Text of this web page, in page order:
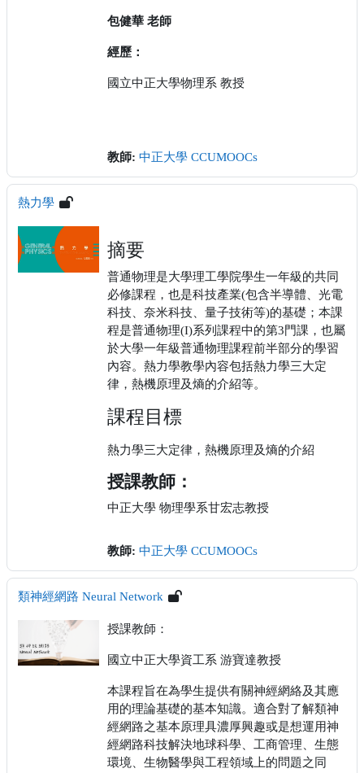
包健華 老師
經歷：
國立中正大學物理系 教授
教師: 中正大學 CCUMOOCs
熱力學
摘要
普通物理是大學理工學院學生一年級的共同
必修課程，也是科技產業(包含半導體、光電
科技、奈米科技、量子技術等)的基礎；本課
程是普通物理(I)系列課程中的第3門課，也屬
於大學一年級普通物理課程前半部分的學習
內容。熱力學教學內容包括熱力學三大定
律，熱機原理及熵的介紹等。
課程目標
熱力學三大定律，熱機原理及熵的介紹
授課教師：
中正大學 物理學系甘宏志教授
教師: 中正大學 CCUMOOCs
類神經網路 Neural Network
授課教師：
國立中正大學資工系 游寶達教授
本課程旨在為學生提供有關神經網絡及其應
用的理論基礎的基本知識。適合對了解類神
經網路之基本原理具濃厚興趣或是想運用神
經網路科技解決地球科學、工商管理、生態
環境、生物醫學與工程領域上的問題之同